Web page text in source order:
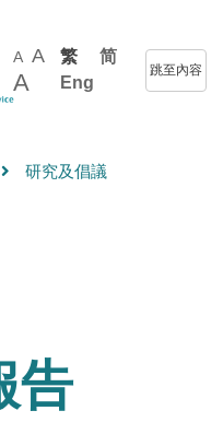
A A
A
繁
简
Eng
跳至內容
研究及倡議
告